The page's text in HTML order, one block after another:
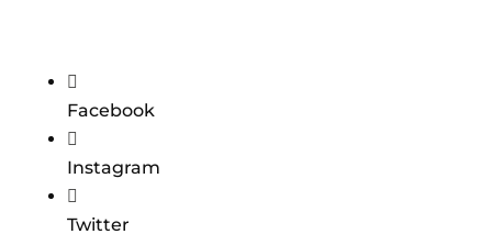

Facebook

Instagram

Twitter